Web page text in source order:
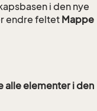
i den nye
endre feltet Mappe
alle elementer i den